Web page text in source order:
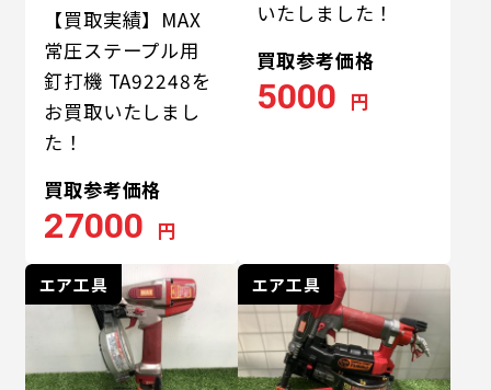
【買取実績】MAX
常圧ステープル用
釘打機 TA92248を
お買取いたしまし
た！
買取参考価格
27000 円
いたしました！
買取参考価格
5000 円
エア工具 エア工具